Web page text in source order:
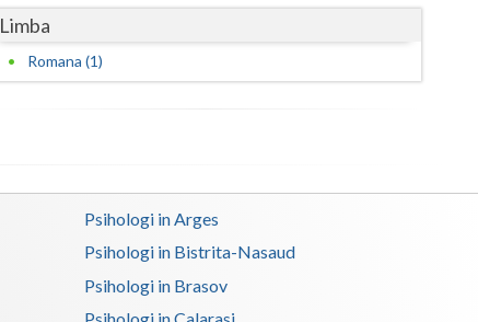
Ilfov
Olt
Salaj
Limba
Romana (1)
Psihologi in Arges
Psihologi in Bistrita-Nasaud
Psihologi in Brasov